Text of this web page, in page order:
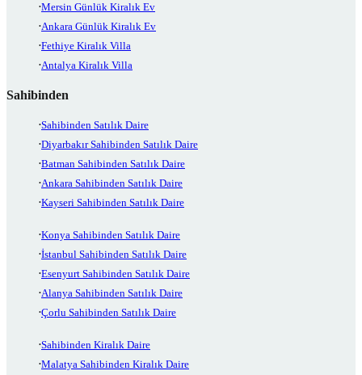
Mersin Günlük Kiralık Ev
Ankara Günlük Kiralık Ev
Fethiye Kiralık Villa
Antalya Kiralık Villa
Sahibinden
Sahibinden Satılık Daire
Diyarbakır Sahibinden Satılık Daire
Batman Sahibinden Satılık Daire
Ankara Sahibinden Satılık Daire
Kayseri Sahibinden Satılık Daire
Konya Sahibinden Satılık Daire
İstanbul Sahibinden Satılık Daire
Esenyurt Sahibinden Satılık Daire
Alanya Sahibinden Satılık Daire
Çorlu Sahibinden Satılık Daire
Sahibinden Kiralık Daire
Malatya Sahibinden Kiralık Daire